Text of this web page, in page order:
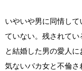
いやいや男に同情し
ていない。残されて
と結婚した男の愛人
気ないバカ女と不倫